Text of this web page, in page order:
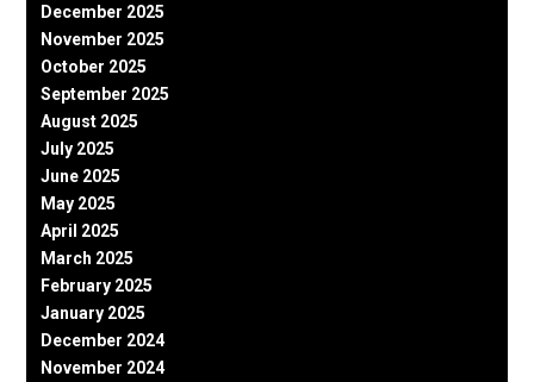
December 2025
November 2025
October 2025
September 2025
August 2025
July 2025
June 2025
May 2025
April 2025
March 2025
February 2025
January 2025
December 2024
November 2024